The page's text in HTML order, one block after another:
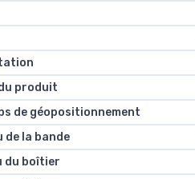
produit
de géopositionnement
de la bande
du boîtier